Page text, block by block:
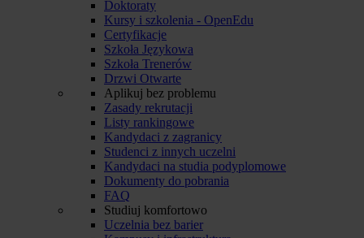
Doktoraty
Kursy i szkolenia - OpenEdu
Certyfikacje
Szkoła Językowa
Szkoła Trenerów
Drzwi Otwarte
Aplikuj bez problemu
Zasady rekrutacji
Listy rankingowe
Kandydaci z zagranicy
Studenci z innych uczelni
Kandydaci na studia podyplomowe
Dokumenty do pobrania
FAQ
Studiuj komfortowo
Uczelnia bez barier